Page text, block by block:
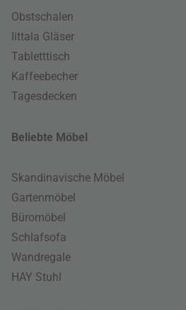
Obstschalen
Iittala Gläser
Tabletttisch
Kaffeebecher
Tagesdecken
Beliebte Möbel
Skandinavische Möbel
Gartenmöbel
Büromöbel
Schlafsofa
Wandregale
HAY Stuhl